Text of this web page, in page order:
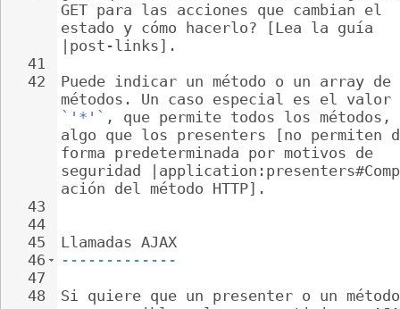
41
42
43
44
45
46
47
48
GET para las acciones que cambian el
estado y cómo hacerlo? [Lea la guía
|post-links].
Puede indicar un método o un array de
métodos. Un caso especial es el valor
`'*'` , que permite todos los métodos,
algo que los presenters [no permiten
forma predeterminada por motivos de
seguridad
ación del método HTTP].
Llamadas AJAX
-------------
Si quiere que un presenter o un